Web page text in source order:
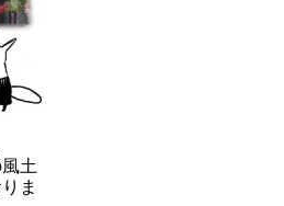
土
ま